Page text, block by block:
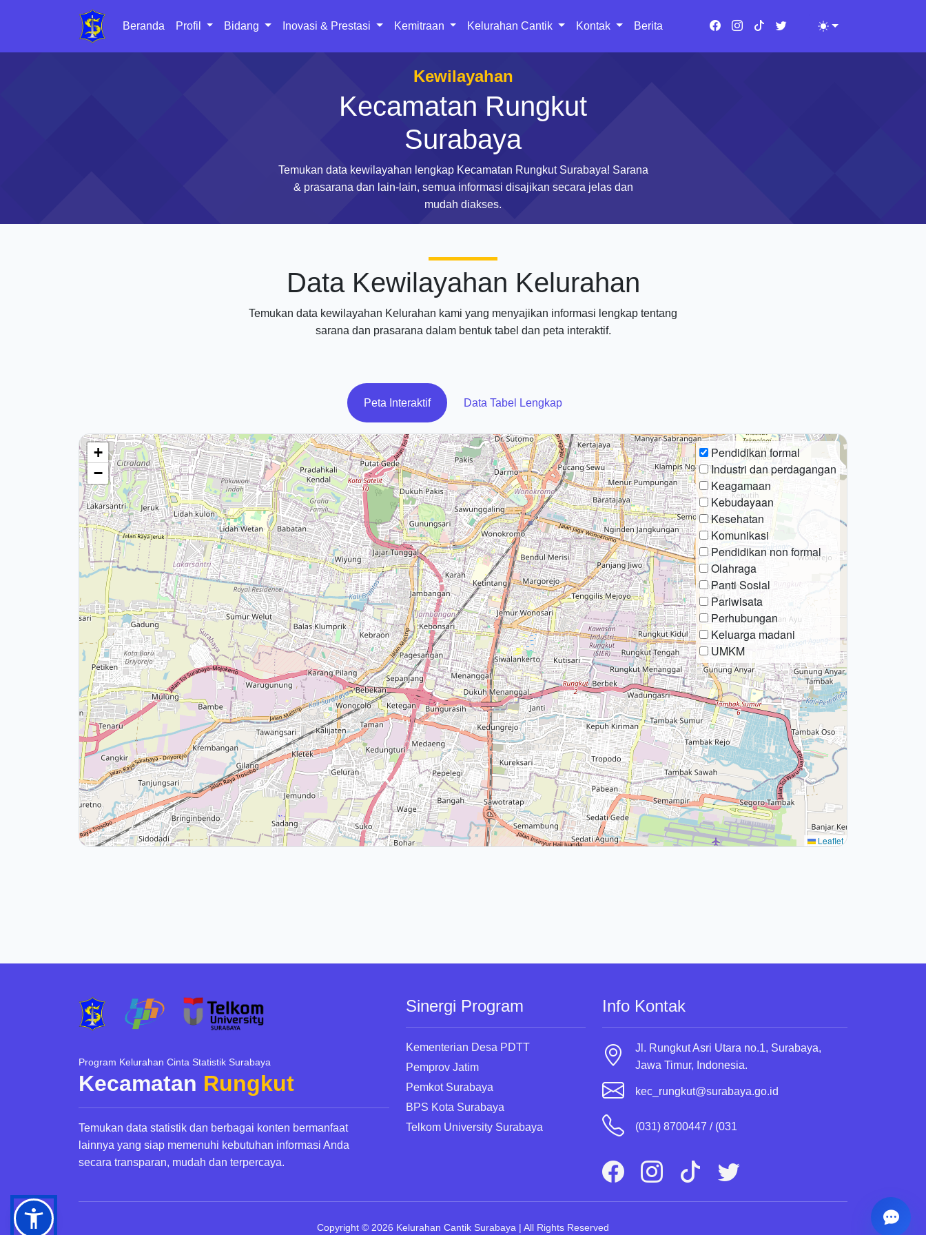
Beranda Profil Bidang Inovasi & Prestasi Kemitraan Kelurahan Cantik Kontak Berita
Toggle theme
Kewilayahan
Kecamatan Rungkut
Surabaya
Temukan data kewilayahan lengkap Kecamatan Rungkut Surabaya! Sarana
& prasarana dan lain-lain, semua informasi disajikan secara jelas dan
mudah diakses.
Data Kewilayahan Kelurahan
Temukan data kewilayahan Kelurahan kami yang menyajikan informasi lengkap tentang
sarana dan prasarana dalam bentuk tabel dan peta interaktif.
Peta Interaktif Data Tabel Lengkap
Pendidikan formal
Industri dan perdagangan
Keagamaan
Kebudayaan
Kesehatan
Komunikasi
Pendidikan non formal
Olahraga
Panti Sosial
Pariwisata
Perhubungan
Keluarga madani
UMKM
+
−
Leaflet
Program Kelurahan Cinta Statistik Surabaya
Kecamatan Rungkut
Temukan data statistik dan berbagai konten bermanfaat
lainnya yang siap memenuhi kebutuhan informasi Anda
secara transparan, mudah dan terpercaya.
Sinergi Program
Kementerian Desa PDTT
Pemprov Jatim
Pemkot Surabaya
BPS Kota Surabaya
Telkom University Surabaya
Info Kontak
Jl. Rungkut Asri Utara no.1, Surabaya,
Jawa Timur, Indonesia.
kec_rungkut@surabaya.go.id
(031) 8700447 / (031
Copyright © 2026 Kelurahan Cantik Surabaya | All Rights Reserved